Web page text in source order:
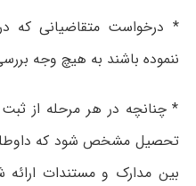
* درخواست متقاضیانی که
ننموده باشند به هیچ وجه
* چنانچه در هر مرحله از
تحصیل مشخص شود که داوطلب
بین مدارک و مستندات